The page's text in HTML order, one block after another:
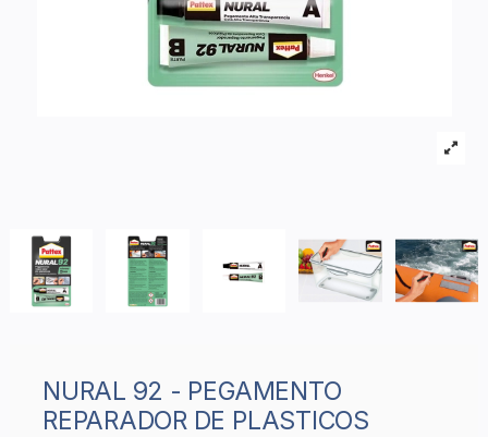
NURAL 92 - PEGAMENTO
REPARADOR DE PLASTICOS